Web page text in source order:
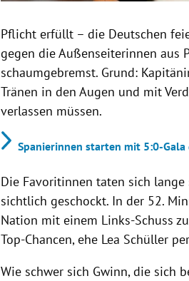
Pflicht erfüllt – die Deutschen
gegen die Außenseiterinnen aus
schaumgebremst. Grund:
Tränen in den Augen und mit
verlassen müssen.
Spanierinnen starten mit 5:0-
Die Favoritinnen taten sich lange
sichtlich geschockt. In der 52.
Nation mit einem Links-Schuss
Top-Chancen, ehe Lea Schüller
Wie schwer sich Gwinn, die sich